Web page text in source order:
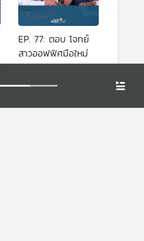
EP. 77: ตอบ โจทย์
สาวออฟฟิศมือใหม่